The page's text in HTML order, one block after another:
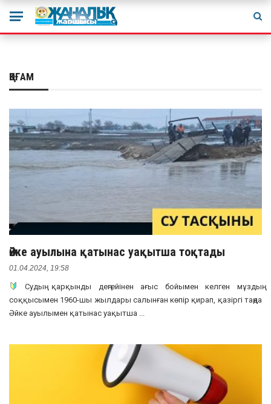
ҚОҒАМ
Әйке ауылына қатынас уақытша тоқтады
01.04.2024, 19:58
Судың қарқынды деңгейінен ағыс бойымен келген мұздың
соққысымен 1960-шы жылдары салынған көпір қирап, қазіргі таңда
Әйке ауылымен қатынас уақытша ...